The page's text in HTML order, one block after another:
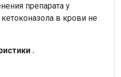
препарата у
в крови не
.